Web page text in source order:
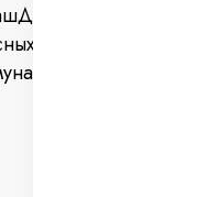
занимается
частей для
машин и